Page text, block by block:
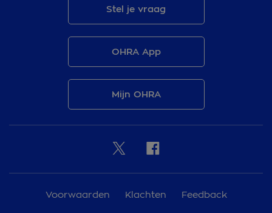
Stel je vraag
OHRA App
Mijn OHRA
Voorwaarden Klachten Feedback